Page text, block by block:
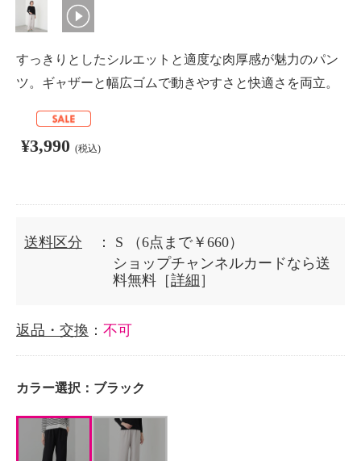
すっきりとしたシルエットと適度な肉厚感が魅力のパン
ツ。ギャザーと幅広ゴムで動きやすさと快適さを両立。
¥3,990 (税込)
送料区分 ： S
（6点まで￥660）
ショップチャンネルカードなら送
料無料［詳細 ］
返品・交換 ： 不可
カラー選択： ブラック